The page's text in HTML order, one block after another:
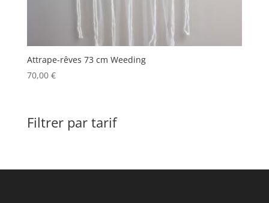
Attrape-rêves 73 cm Weeding
70,00 €
Filtrer par tarif